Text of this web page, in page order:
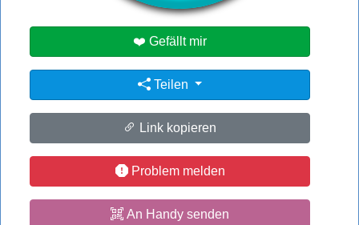
❤️ Gefällt mir
Teilen
Link kopieren
Problem melden
An Handy senden